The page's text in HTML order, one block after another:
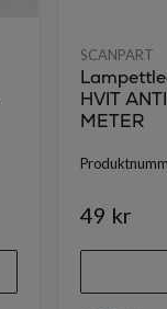
SCANPART
HVIT
METER
49 kr